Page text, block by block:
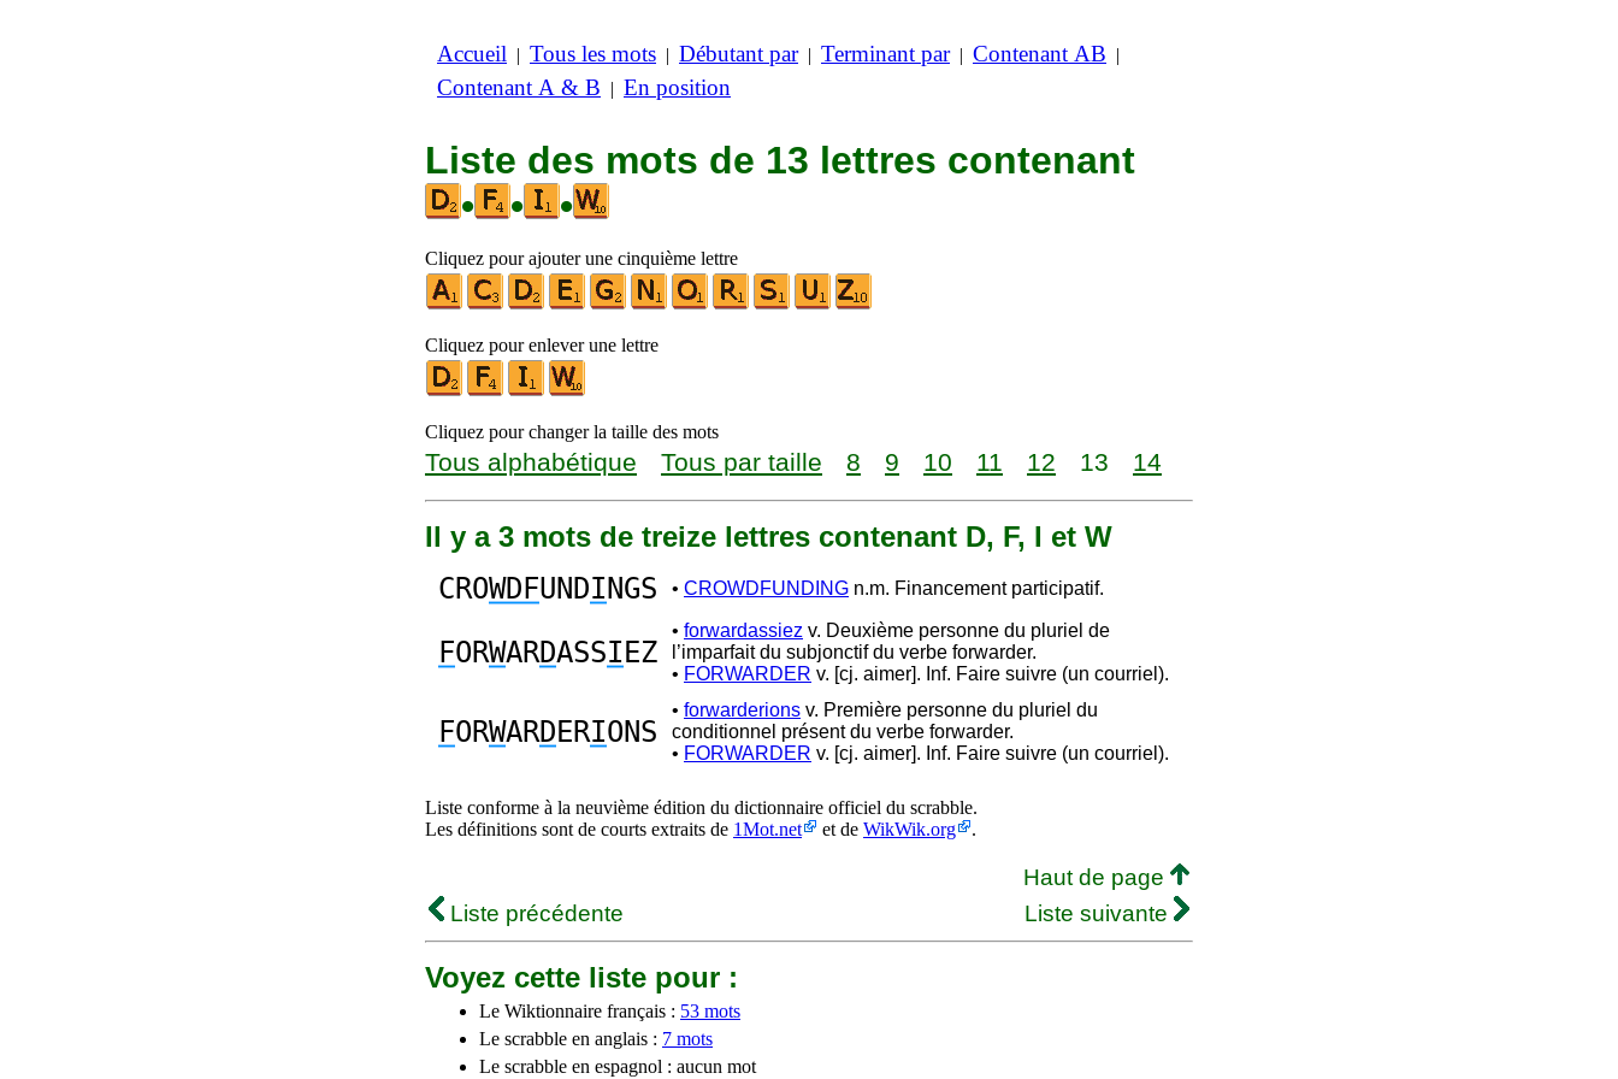
Accueil | Tous les mots | Débutant par| Terminant par| Contenant AB |
Contenant A & B | En position
Liste des mots de 13 lettres contenant
•
• •
Cliquez pour ajouter une cinquième lettre
Cliquez pour enlever une lettre
Cliquez pour changer la taille des mots
Tous alphabétique Tous par taille 8 9 10 11 12 13 14
Il y a 3 mots de treize lettres contenant D, F, I et W
CROWDFUNDI NGS • CROWDFUNDING n.m. Financement participatif.
FORWARDASSI EZ
• forwardassiez v. Deuxième personne du pluriel de
l’imparfait du subjonctif du verbe forwarder.
• FORWARDER v. [cj. aimer]. Inf. Faire suivre (un courriel).
FORWARDERIONS
• forwarderions v. Première personne du pluriel du
conditionnel présent du verbe forwarder.
• FORWARDER v. [cj. aimer]. Inf. Faire suivre (un courriel).
Liste conforme à la neuvième édition du dictionnaire officiel du scrabble.
Les définitions sont de courts extraits de 1Mot.net et de WikWik.org .
Haut de page
Liste précédente
Liste suivante
Voyez cette liste pour :
Le Wiktionnaire français : 53 mots
Le scrabble en anglais : 7 mots
Le scrabble en espagnol : aucun mot